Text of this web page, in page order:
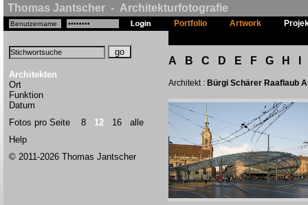
Thomas Jantscher - Architekturfotografie
Architekten
Ort
Funktion
Datum
Fotos pro Seite 8 12 16
alle
Help
© 2011-2026 Thomas Jantscher
Portfolio Artwork
A B C D E F G H
Architekt : Bürgi Schärer Raaflaub